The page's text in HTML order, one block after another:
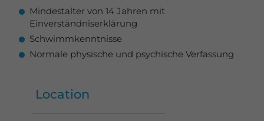
Mindestalter von 14 Jahren mit
Einverständniserklärung
Schwimmkenntnisse
Normale physische und psychische Verfassung
Location